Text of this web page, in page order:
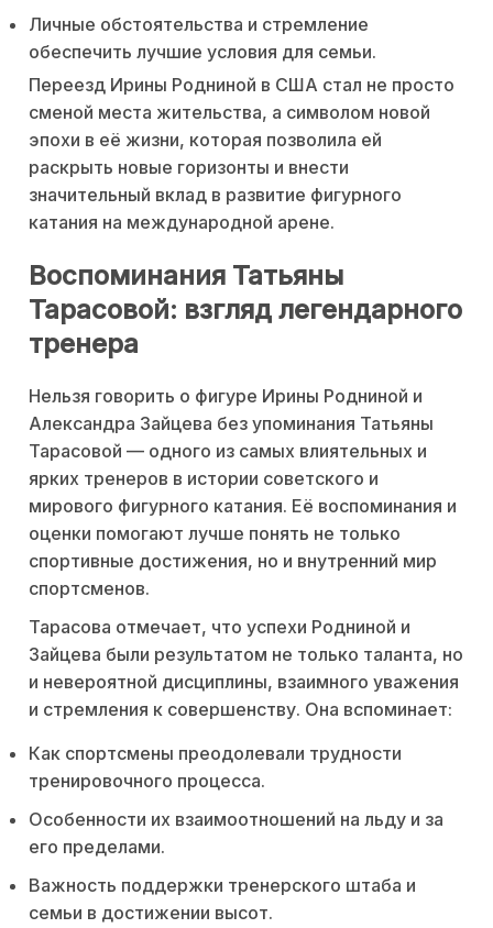
Личные обстоятельства и стремление
обеспечить лучшие условия для семьи.
Переезд Ирины Родниной в США стал не просто
сменой места жительства, а символом новой
эпохи в её жизни, которая позволила ей
раскрыть новые горизонты и внести
значительный вклад в развитие фигурного
катания на международной арене.
Воспоминания Татьяны
Тарасовой: взгляд легендарного
тренера
Нельзя говорить о фигуре Ирины Родниной и
Александра Зайцева без упоминания Татьяны
Тарасовой — одного из самых влиятельных и
ярких тренеров в истории советского и
мирового фигурного катания. Её воспоминания и
оценки помогают лучше понять не только
спортивные достижения, но и внутренний мир
спортсменов.
Тарасова отмечает, что успехи Родниной и
Зайцева были результатом не только таланта, но
и невероятной дисциплины, взаимного уважения
и стремления к совершенству. Она вспоминает:
Как спортсмены преодолевали трудности
тренировочного процесса.
Особенности их взаимоотношений на льду и за
его пределами.
Важность поддержки тренерского штаба и
семьи в достижении высот.